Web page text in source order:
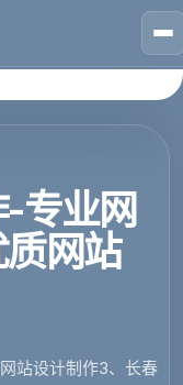
专业网
网站
站设计制作3、长春